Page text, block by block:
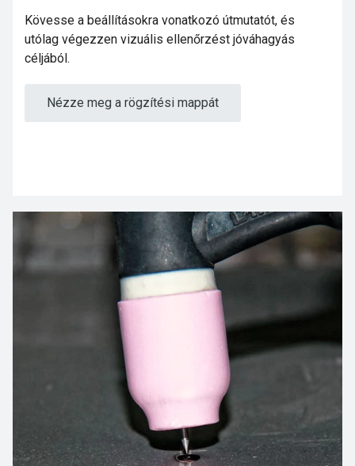
Kövesse a beállításokra vonatkozó útmutatót, és
utólag végezzen vizuális ellenőrzést jóváhagyás
céljából.
Nézze meg a rögzítési mappát